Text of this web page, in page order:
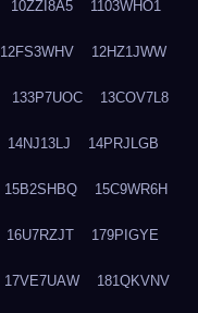
10ZZI8A5 1103WHO1
12FS3WHV 12HZ1JWW
133P7UOC 13COV7L8
14NJ13LJ 14PRJLGB
15B2SHBQ 15C9WR6H
16U7RZJT 179PIGYE
17VE7UAW 181QKVNV